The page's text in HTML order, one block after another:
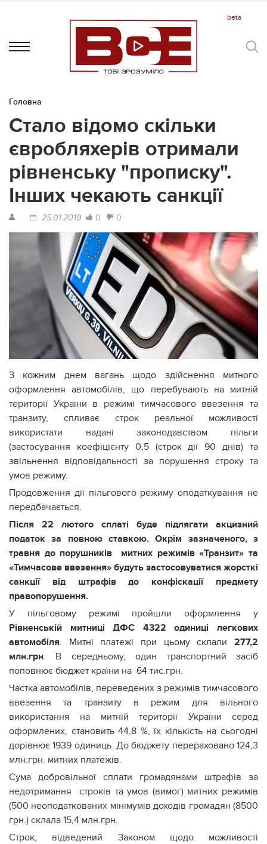
Головна
Стало відомо скільки
євробляхерів отримали
рівненську "прописку".
Інших чекають санкції
25.01.2019 0 0
З кожним днем вагань щодо здійснення митного
оформлення автомобілів, що перебувають на митній
території України в режимі тимчасового ввезення та
транзиту, спливає строк реальної можливості
використати надані законодавством пільги
(застосування коефіцієнту 0,5 (строк дії 90 днів) та
звільнення відповідальності за порушення строку та
умов режиму.
Продовження дії пільгового режиму оподаткування не
передбачається.
Після 22 лютого сплаті буде підлягати акцизний
податок за повною ставкою. Окрім зазначеного, з
травня до порушників митних режимів «Транзит» та
«Тимчасове ввезення» будуть застосовуватися жорсткі
санкції від штрафів до конфіскації предмету
правопорушення.
У пільговому режимі пройшли оформлення у
Рівненській митниці ДФС 4322 одиниці легкових
автомобіля. Митні платежі при цьому склали 277,2
млн.грн. В середньому, один транспортний засіб
поповнює бюджет країни на 64 тис.грн.
Частка автомобілів, переведених з режимів тимчасового
ввезення та транзиту в режим для вільного
використання на митній території України серед
оформлених, становить 44,8 %, їх кількість на сьогодні
дорівнює 1939 одиниць. До бюджету перераховано 124,3
млн.грн. митних платежів.
Сума добровільної сплати громадянами штрафів за
недотримання строків та умов (вимог) митних режимів
(500 неоподаткованих мінімумів доходів громадян (8500
грн.) склала 15,4 млн.грн.
Строк, відведений Законом щодо можливості